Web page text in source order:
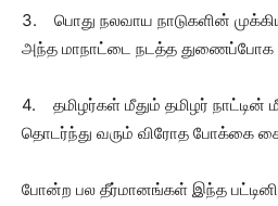
3. பொது நலவாய நாடுகளின்
அந்த மாநாட்டை நடத்த துணைப்போக
4. தமிழர்கள் மீதும் தமிழர் நாட்டின்
தொடர்ந்து வரும் விரோத போக்கை
போன்ற பல தீர்மானங்கள் இந்த